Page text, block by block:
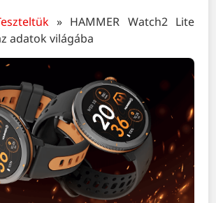
» HAMMER Watch2 Lite
adatok világába